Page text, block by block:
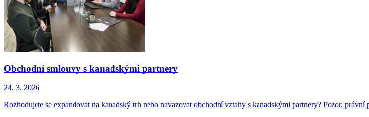
Obchodní smlouvy s kanadskými partnery
24. 3. 2026
Rozhodujete se expandovat na kanadský trh nebo navazovat obchodní vztahy s kanadskými partnery? Pozor,